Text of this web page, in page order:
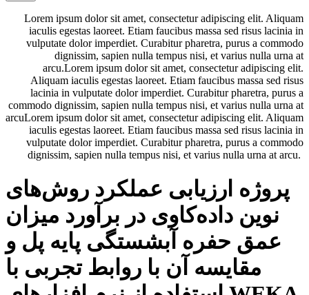
Lorem ipsum dolor sit amet, consectetur adipiscing elit. Aliquam
iaculis egestas laoreet. Etiam faucibus massa sed risus lacinia in
vulputate dolor imperdiet. Curabitur pharetra, purus a commodo
dignissim, sapien nulla tempus nisi, et varius nulla urna at
arcu.Lorem ipsum dolor sit amet, consectetur adipiscing elit.
Aliquam iaculis egestas laoreet. Etiam faucibus massa sed risus
lacinia in vulputate dolor imperdiet. Curabitur pharetra, purus a
commodo dignissim, sapien nulla tempus nisi, et varius nulla urna at
arcuLorem ipsum dolor sit amet, consectetur adipiscing elit. Aliquam
iaculis egestas laoreet. Etiam faucibus massa sed risus lacinia in
vulputate dolor imperdiet. Curabitur pharetra, purus a commodo
dignissim, sapien nulla tempus nisi, et varius nulla urna at arcu.
پروژه ارزیابی عملکرد روش‌های
نوین داده‌کاوی در برآورد میزان
عمق حفره آبشستگی پایه پل و
مقایسه آن با روابط تجربی با